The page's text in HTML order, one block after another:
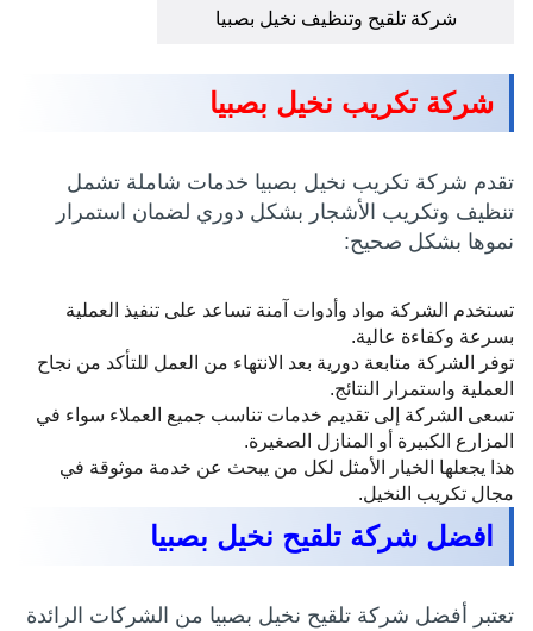
شركة تلقيح وتنظيف نخيل بصبيا
شركة تكريب نخيل بصبيا
تقدم شركة تكريب نخيل بصبيا خدمات شاملة تشمل
تنظيف وتكريب الأشجار بشكل دوري لضمان استمرار
نموها بشكل صحيح:
تستخدم الشركة مواد وأدوات آمنة تساعد على تنفيذ العملية
بسرعة وكفاءة عالية.
توفر الشركة متابعة دورية بعد الانتهاء من العمل للتأكد من نجاح
العملية واستمرار النتائج.
تسعى الشركة إلى تقديم خدمات تناسب جميع العملاء سواء في
المزارع الكبيرة أو المنازل الصغيرة.
هذا يجعلها الخيار الأمثل لكل من يبحث عن خدمة موثوقة في
مجال تكريب النخيل.
افضل شركة تلقيح نخيل بصبيا
تعتبر أفضل شركة تلقيح نخيل بصبيا من الشركات الرائدة